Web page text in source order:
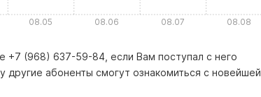
08.05 08.06 08.07 08.08
+7 (968) 637-59-84, если Вам поступал с него
абоненты смогут ознакомиться с новейшей